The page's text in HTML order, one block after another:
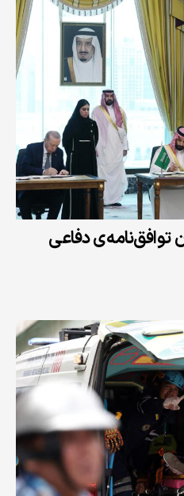
توافق‌نامه‌ی دفاعی